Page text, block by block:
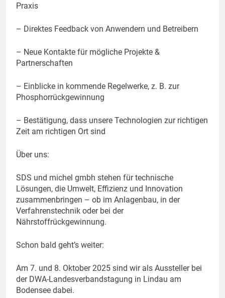
Praxis
– Direktes Feedback von Anwendern und Betreibern
– Neue Kontakte für mögliche Projekte &
Partnerschaften
– Einblicke in kommende Regelwerke, z. B. zur
Phosphorrückgewinnung
– Bestätigung, dass unsere Technologien zur richtigen
Zeit am richtigen Ort sind
Über uns:
SDS und michel gmbh stehen für technische
Lösungen, die Umwelt, Effizienz und Innovation
zusammenbringen – ob im Anlagenbau, in der
Verfahrenstechnik oder bei der
Nährstoffrückgewinnung.
Schon bald geht’s weiter:
Am 7. und 8. Oktober 2025 sind wir als Aussteller bei
der DWA-Landesverbandstagung in Lindau am
Bodensee dabei.